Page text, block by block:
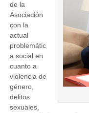
de la
Asociación
con la
actual
problemátic
a social en
cuanto a
violencia de
género,
delitos
sexuales,